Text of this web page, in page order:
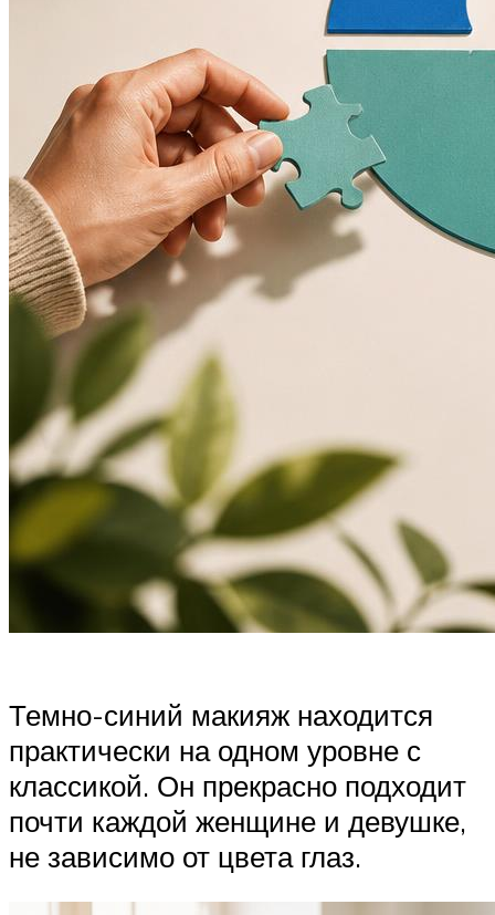
Темно-синий макияж находится
практически на одном уровне с
классикой. Он прекрасно подходит
почти каждой женщине и девушке,
не зависимо от цвета глаз.